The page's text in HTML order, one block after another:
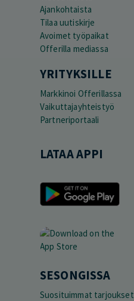
Ajankohtaista
Tilaa uutiskirje
Avoimet työpaikat
Offerilla mediassa
YRITYKSILLE
Markkinoi Offerillassa
Vaikuttajayhteistyö
Partneriportaali
LATAA APPI
SESONGISSA
Suosituimmat tarjoukset